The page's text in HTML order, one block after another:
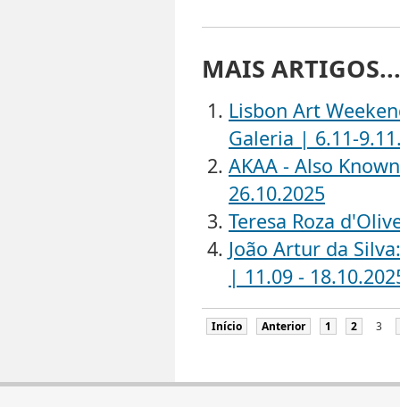
MAIS ARTIGOS...
Lisbon Art
Galeria | 6.11-
AKAA - Also
26.10.2025
Teresa Roza
João Artur da
| 11.09 -
Início Anterior 1 2 3